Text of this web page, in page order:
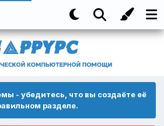
- убедитесь, что вы создаёте её
разделе.